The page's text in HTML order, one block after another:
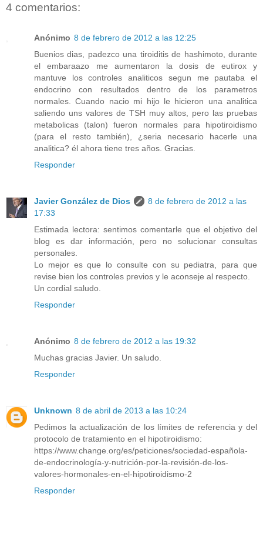
4 comentarios:
Anónimo 8 de febrero de 2012 a las 12:25
Buenios dias, padezco una tiroiditis de hashimoto, durante
el embaraazo me aumentaron la dosis de eutirox y
mantuve los controles analiticos segun me pautaba el
endocrino con resultados dentro de los parametros
normales. Cuando nacio mi hijo le hicieron una analitica
saliendo uns valores de TSH muy altos, pero las pruebas
metabolicas (talon) fueron normales para hipotiroidismo
(para el resto también), ¿seria necesario hacerle una
analitica? él ahora tiene tres años. Gracias.
Responder
Javier González de Dios
8 de febrero de 2012 a las
17:33
Estimada lectora: sentimos comentarle que el objetivo del
blog es dar información, pero no solucionar consultas
personales.
Lo mejor es que lo consulte con su pediatra, para que
revise bien los controles previos y le aconseje al respecto.
Un cordial saludo.
Responder
Anónimo 8 de febrero de 2012 a las 19:32
Muchas gracias Javier. Un saludo.
Responder
Unknown 8 de abril de 2013 a las 10:24
Pedimos la actualización de los límites de referencia y del
protocolo de tratamiento en el hipotiroidismo:
https://www.change.org/es/peticiones/sociedad-española-
de-endocrinología-y-nutrición-por-la-revisión-de-los-
valores-hormonales-en-el-hipotiroidismo-2
Responder